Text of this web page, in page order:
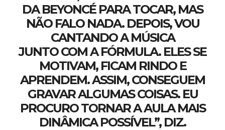
DA BEYONCÉ PARA TOCAR, MAS
NÃO FALO NADA. DEPOIS, VOU
CANTANDO A MÚSICA
JUNTO COM A FÓRMULA. ELES SE
MOTIVAM, FICAM RINDO E
APRENDEM. ASSIM, CONSEGUEM
GRAVAR ALGUMAS COISAS. EU
PROCURO TORNAR A AULA MAIS
DINÂMICA POSSÍVEL”, DIZ.